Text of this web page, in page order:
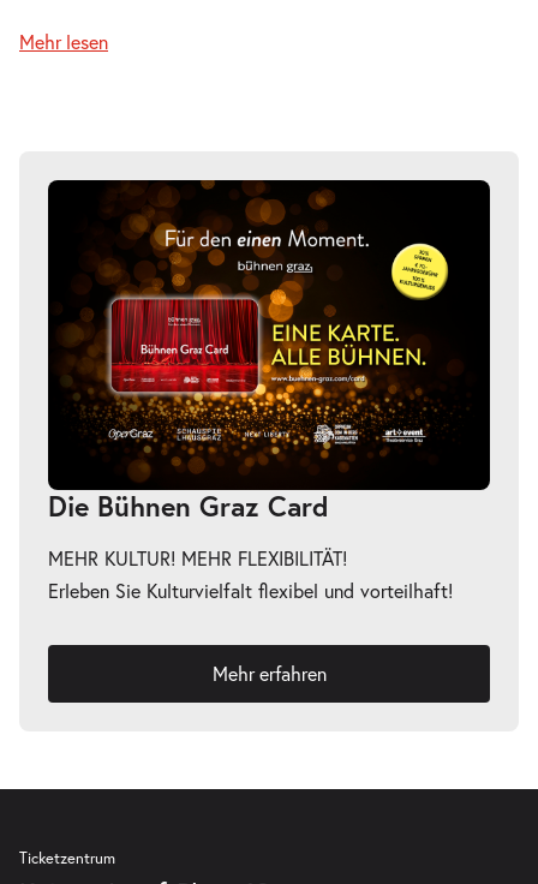
Mehr lesen
Die Bühnen Graz Card
MEHR KULTUR! MEHR FLEXIBILITÄT!
Erleben Sie Kulturvielfalt flexibel und vorteilhaft!
Mehr erfahren
Ticketzentrum